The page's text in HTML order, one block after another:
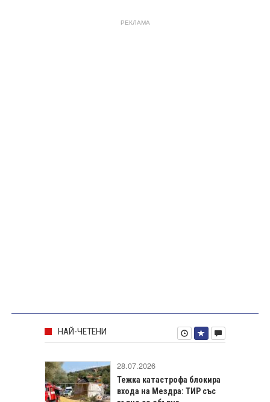
РЕКЛАМА
НАЙ-ЧЕТЕНИ
28.07.2026
Тежка катастрофа блокира
входа на Мездра: ТИР със